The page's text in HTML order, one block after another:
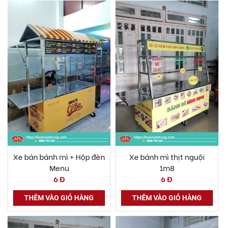
Xe bán bánh mì + Hộp đèn
Menu
6 Đ
THÊM VÀO GIỎ HÀNG
Xe bánh mì thịt nguội
1m8
6 Đ
THÊM VÀO GIỎ HÀNG